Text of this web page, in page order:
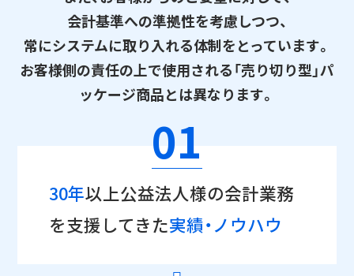
会計基準への準拠性を考慮しつつ、
常にシステムに取り入れる体制をとっています。
お客様側の責任の上で使用される「売り切り型」パ
ッケージ商品とは異なります。
01
30年以上公益法人様の会計業務
を支援してきた実績・ノウハウ